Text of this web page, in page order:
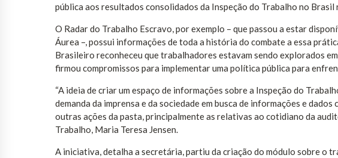
pública aos resultados consolidados da Inspeção do Trabalho no
O Radar do Trabalho Escravo, por exemplo – que passou a estar
Áurea –, possui informações de toda a história do combate a essa
Brasileiro reconheceu que trabalhadores estavam sendo explorados
firmou compromissos para implementar uma política pública para
“A ideia de criar um espaço de informações sobre a Inspeção do
demanda da imprensa e da sociedade em busca de informações e
outras ações da pasta, principalmente as relativas ao cotidiano da
Trabalho, Maria Teresa Jensen.
A iniciativa, detalha a secretária, partiu da criação do módulo sobre o